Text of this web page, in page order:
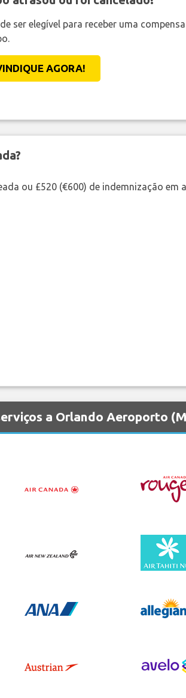
ser elegível para receber uma
AGORA!
ou £520 (€600) de indemnização
a Orlando Aeroporto